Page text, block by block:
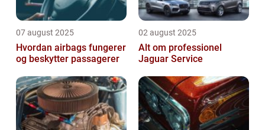
07 august 2025
Hvordan airbags fungerer
og beskytter passagerer
02 august 2025
Alt om professionel
Jaguar Service